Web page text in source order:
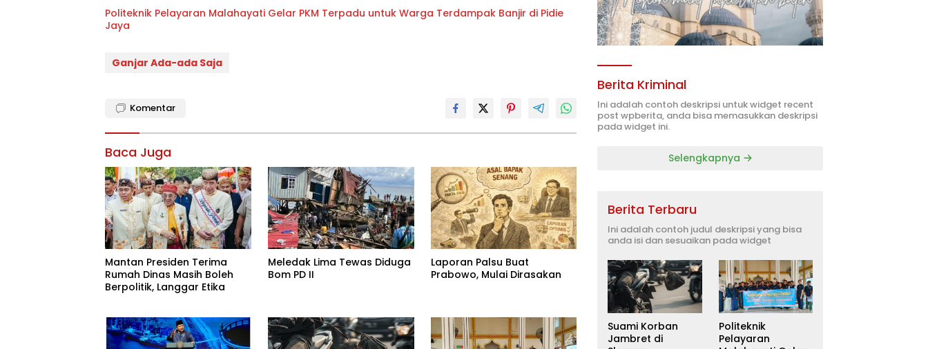
Politeknik Pelayaran Malahayati Gelar PKM Terpadu untuk Warga Terdampak Banjir di Pidie
Jaya
Ganjar Ada-ada Saja
Komentar
Baca Juga
Mantan Presiden Terima
Rumah Dinas Masih Boleh
Berpolitik, Langgar Etika
Meledak Lima Tewas Diduga
Bom PD II
Laporan Palsu Buat
Prabowo, Mulai Dirasakan
Berita Kriminal
Ini adalah contoh deskripsi untuk widget recent
post wpberita, anda bisa memasukkan deskripsi
pada widget ini.
Selengkapnya
Berita Terbaru
Ini adalah contoh judul deskripsi yang bisa
anda isi dan sesuaikan pada widget
Suami Korban
Jambret di
Politeknik
Pelayaran